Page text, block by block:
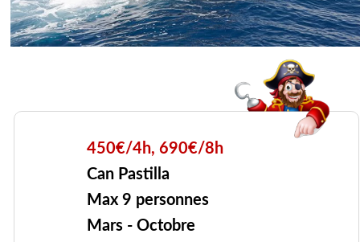
450€/4h, 690€/8h
Can Pastilla
Max 9 personnes
Mars - Octobre